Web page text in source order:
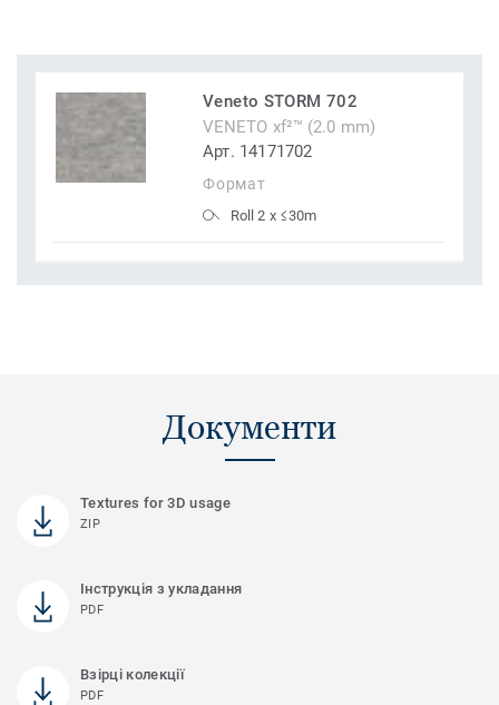
Veneto STORM 702
VENETO xf²™ (2.0 mm)
Арт. 14171702
Формат
Roll 2 x ≤30m
Документи
Textures for 3D usage
ZIP
Інструкція з укладання
PDF
Взірці колекції
PDF